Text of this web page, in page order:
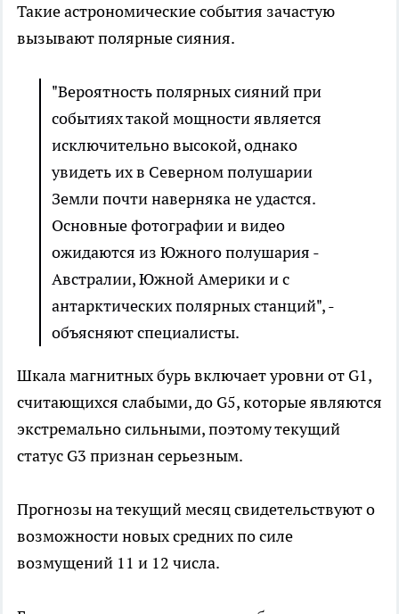
Такие астрономические события зачастую
вызывают полярные сияния.
"Вероятность полярных сияний при
событиях такой мощности является
исключительно высокой, однако
увидеть их в Северном полушарии
Земли почти наверняка не удастся.
Основные фотографии и видео
ожидаются из Южного полушария -
Австралии, Южной Америки и с
антарктических полярных станций", -
объясняют специалисты.
Шкала магнитных бурь включает уровни от G1,
считающихся слабыми, до G5, которые являются
экстремально сильными, поэтому текущий
статус G3 признан серьезным.
Прогнозы на текущий месяц свидетельствуют о
возможности новых средних по силе
возмущений 11 и 12 числа.